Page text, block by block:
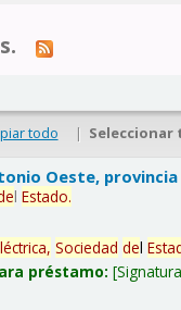
todo |
Oeste, provincia
lEstado.
Sociedad del
préstamo: